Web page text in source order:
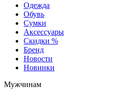
Одежда
Обувь
Сумки
Аксессуары
Скидки %
Бренд
Новости
Новинки
Мужчинам